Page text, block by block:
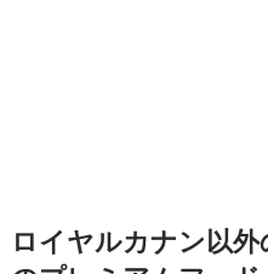
ロイヤルカナン以